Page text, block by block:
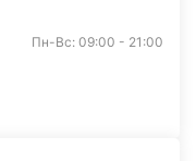
Пн-Вс: 09:00 - 21:00